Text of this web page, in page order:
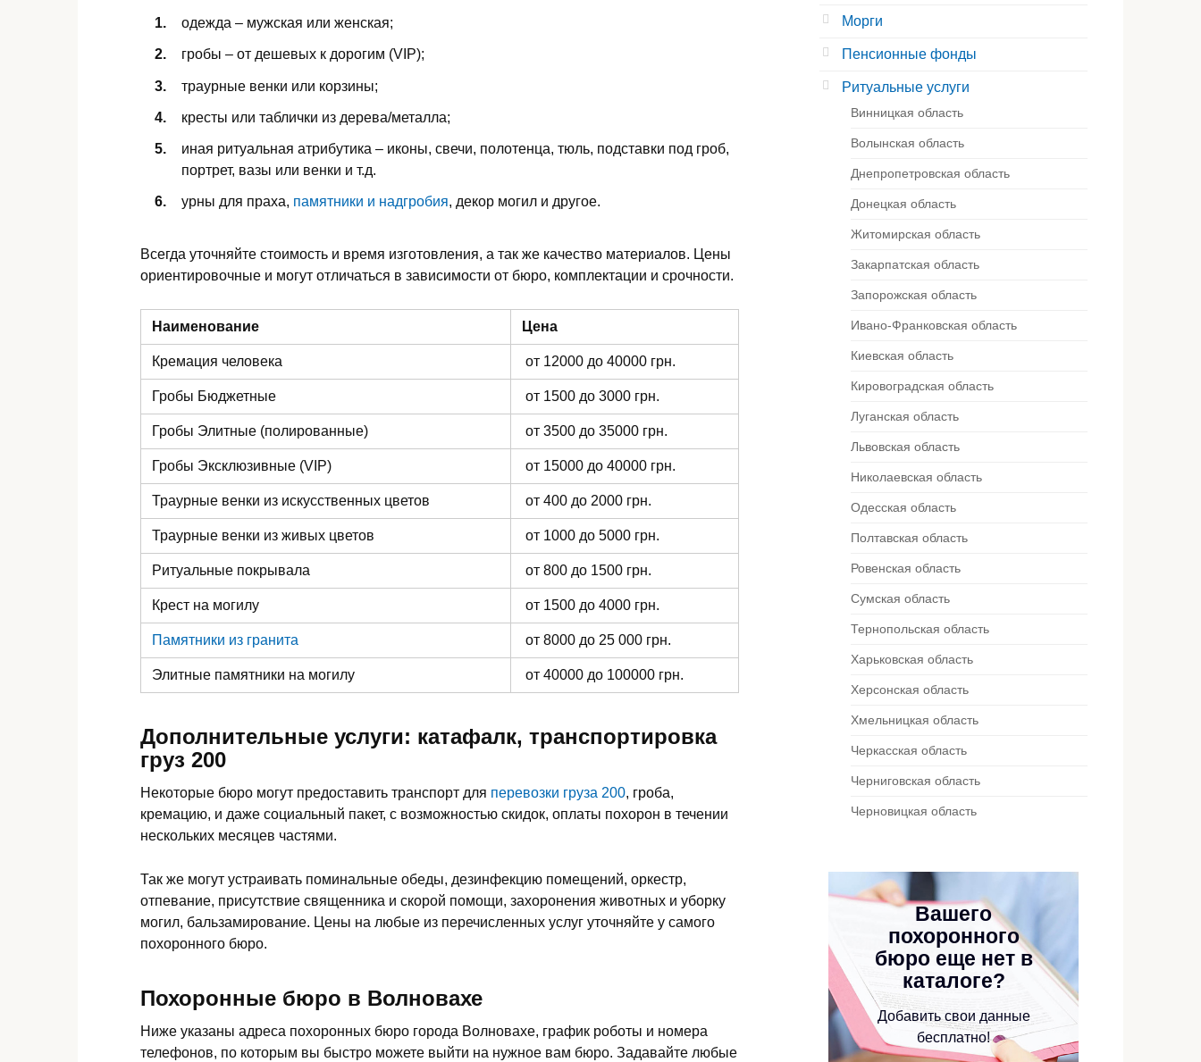
одежда – мужская или женская;
гробы – от дешевых к дорогим (VIP);
траурные венки или корзины;
кресты или таблички из дерева/металла;
иная ритуальная атрибутика – иконы, свечи, полотенца, тюль, подставки под гроб,
портрет, вазы или венки и т.д.
урны для праха, памятники и надгробия, декор могил и другое.
Всегда уточняйте стоимость и время изготовления, а так же качество материалов. Цены
ориентировочные и могут отличаться в зависимости от бюро, комплектации и срочности.
Наименование Цена
Кремация человека от 12000 до 40000 грн.
Гробы Бюджетные от 1500 до 3000 грн.
Гробы Элитные (полированные) от 3500 до 35000 грн.
Гробы Эксклюзивные (VIP) от 15000 до 40000 грн.
Траурные венки из искусственных цветов от 400 до 2000 грн.
Траурные венки из живых цветов от 1000 до 5000 грн.
Ритуальные покрывала от 800 до 1500 грн.
Крест на могилу от 1500 до 4000 грн.
Памятники из гранита от 8000 до 25 000 грн.
Элитные памятники на могилу от 40000 до 100000 грн.
Дополнительные услуги: катафалк, транспортировка
груз 200
Некоторые бюро могут предоставить транспорт для перевозки груза 200, гроба,
кремацию, и даже социальный пакет, с возможностью скидок, оплаты похорон в течении
нескольких месяцев частями.
Так же могут устраивать поминальные обеды, дезинфекцию помещений, оркестр,
отпевание, присутствие священника и скорой помощи, захоронения животных и уборку
могил, бальзамирование. Цены на любые из перечисленных услуг уточняйте у самого
похоронного бюро.
Похоронные бюро в Волновахе
Ниже указаны адреса похоронных бюро города Волновахе, график роботы и номера
телефонов, по которым вы быстро можете выйти на нужное вам бюро. Задавайте любые
Морги
Пенсионные фонды
Ритуальные услуги
Винницкая область
Волынская область
Днепропетровская область
Донецкая область
Житомирская область
Закарпатская область
Запорожская область
Ивано-Франковская область
Киевская область
Кировоградская область
Луганская область
Львовская область
Николаевская область
Одесская область
Полтавская область
Ровенская область
Сумская область
Тернопольская область
Харьковская область
Херсонская область
Хмельницкая область
Черкасская область
Черниговская область
Черновицкая область
Вашего
похоронного
бюро еще нет в
каталоге?
Добавить свои данные
бесплатно!